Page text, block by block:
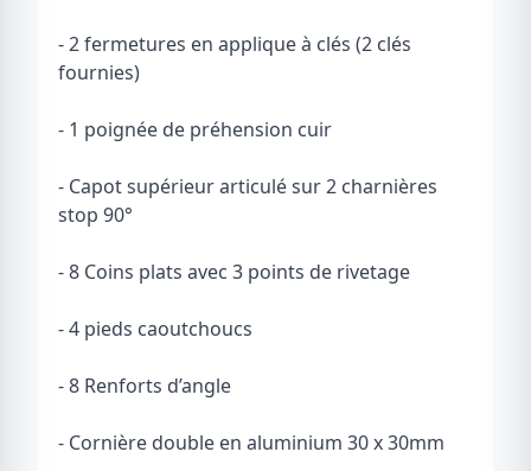
- 2 fermetures en applique à clés (2 clés
fournies)
- 1 poignée de préhension cuir
- Capot supérieur articulé sur 2 charnières
stop 90°
- 8 Coins plats avec 3 points de rivetage
- 4 pieds caoutchoucs
- 8 Renforts d’angle
- Cornière double en aluminium 30 x 30mm